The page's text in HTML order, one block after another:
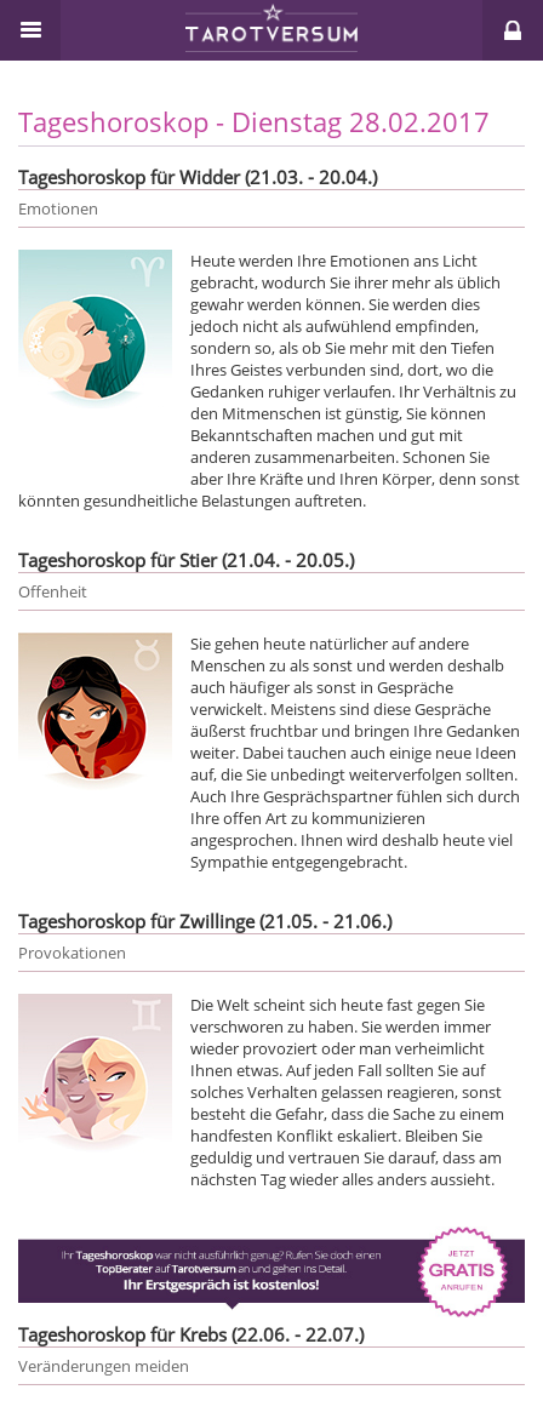
Tageshoroskop - Dienstag 28.02.2017
Tageshoroskop für Widder (21.03. - 20.04.)
Emotionen
Heute werden Ihre Emotionen ans Licht
gebracht, wodurch Sie ihrer mehr als üblich
gewahr werden können. Sie werden dies
jedoch nicht als aufwühlend empfinden,
sondern so, als ob Sie mehr mit den Tiefen
Ihres Geistes verbunden sind, dort, wo die
Gedanken ruhiger verlaufen. Ihr Verhältnis zu
den Mitmenschen ist günstig, Sie können
Bekanntschaften machen und gut mit
anderen zusammenarbeiten. Schonen Sie
aber Ihre Kräfte und Ihren Körper, denn sonst
könnten gesundheitliche Belastungen auftreten.
Tageshoroskop für Stier (21.04. - 20.05.)
Offenheit
Sie gehen heute natürlicher auf andere
Menschen zu als sonst und werden deshalb
auch häufiger als sonst in Gespräche
verwickelt. Meistens sind diese Gespräche
äußerst fruchtbar und bringen Ihre Gedanken
weiter. Dabei tauchen auch einige neue Ideen
auf, die Sie unbedingt weiterverfolgen sollten.
Auch Ihre Gesprächspartner fühlen sich durch
Ihre offen Art zu kommunizieren
angesprochen. Ihnen wird deshalb heute viel
Sympathie entgegengebracht.
Tageshoroskop für Zwillinge (21.05. - 21.06.)
Provokationen
Die Welt scheint sich heute fast gegen Sie
verschworen zu haben. Sie werden immer
wieder provoziert oder man verheimlicht
Ihnen etwas. Auf jeden Fall sollten Sie auf
solches Verhalten gelassen reagieren, sonst
besteht die Gefahr, dass die Sache zu einem
handfesten Konflikt eskaliert. Bleiben Sie
geduldig und vertrauen Sie darauf, dass am
nächsten Tag wieder alles anders aussieht.
Tageshoroskop für Krebs (22.06. - 22.07.)
Veränderungen meiden